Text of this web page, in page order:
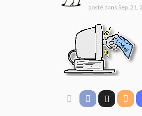
posté dans Sep. 21,